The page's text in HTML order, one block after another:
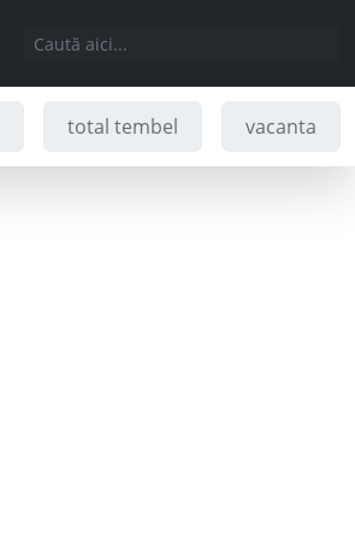
total tembel vacanta